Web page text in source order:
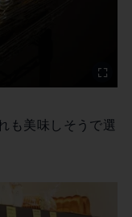
も美味しそうで選